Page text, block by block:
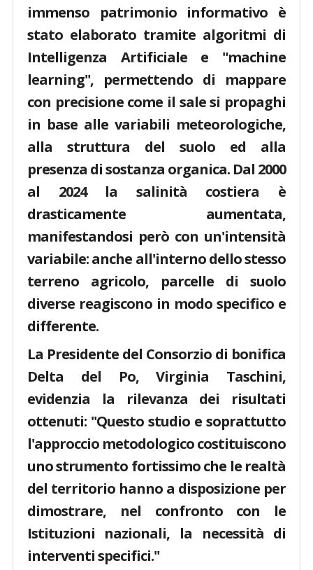
immenso patrimonio informativo è
stato elaborato tramite algoritmi di
Intelligenza Artificiale e "machine
learning", permettendo di mappare
con precisione come il sale si propaghi
in base alle variabili meteorologiche,
alla struttura del suolo ed alla
presenza di sostanza organica. Dal 2000
al 2024 la salinità costiera è
drasticamente aumentata,
manifestandosi però con un'intensità
variabile: anche all'interno dello stesso
terreno agricolo, parcelle di suolo
diverse reagiscono in modo specifico e
differente.
La Presidente del Consorzio di bonifica
Delta del Po, Virginia Taschini,
evidenzia la rilevanza dei risultati
ottenuti: "Questo studio e soprattutto
l'approccio metodologico costituiscono
uno strumento fortissimo che le realtà
del territorio hanno a disposizione per
dimostrare, nel confronto con le
Istituzioni nazionali, la necessità di
interventi specifici."